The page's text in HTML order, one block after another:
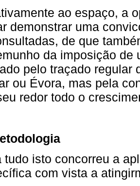
ao espaço, a
demonstrar uma
de que
da imposição de
pelo traçado regular
ou Évora, mas pela
redor todo o
tudo isto concorreu a
com vista a